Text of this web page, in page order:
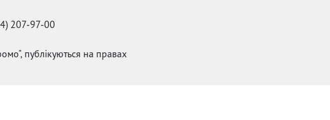
207-97-00
публікуються на правах